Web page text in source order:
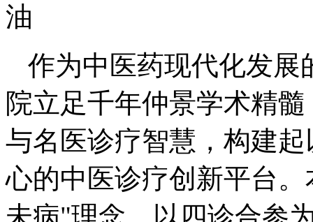
油
作为中医药现代化发展
院立足千年仲景学术精
与名医诊疗智慧，构建
心的中医诊疗创新平台
未病"理念，以四诊合参